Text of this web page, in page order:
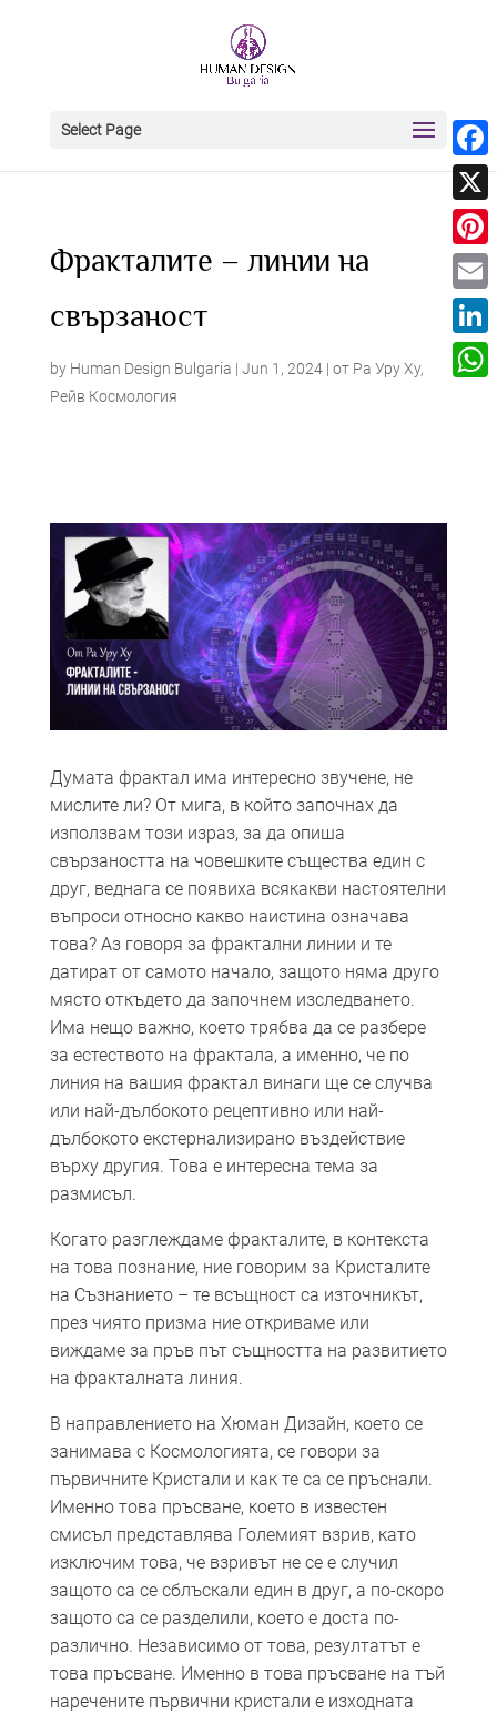
Select Page
Фракталите – линии на
свързаност
by Human Design Bulgaria | Jun 1, 2024| от Ра Уру Ху,
Рейв Космология
Думата фрактал има интересно звучене, не
мислите ли? От мига, в който започнах да
използвам този израз, за да опиша
свързаността на човешките същества един с
друг, веднага се появиха всякакви настоятелни
въпроси относно какво наистина означава
това? Аз говоря за фрактални линии и те
датират от самото начало, защото няма друго
място откъдето да започнем изследването.
Има нещо важно, което трябва да се разбере
за естеството на фрактала, а именно, че по
линия на вашия фрактал винаги ще се случва
или най-дълбокото рецептивно или най-
дълбокото екстернализирано въздействие
върху другия. Това е интересна тема за
размисъл.
Когато разглеждаме фракталите, в контекста
на това познание, ние говорим за Кристалите
на Съзнанието – те всъщност са източникът,
през чиято призма ние откриваме или
виждаме за пръв път същността на развитието
на фракталната линия.
В направлението на Хюман Дизайн, което се
занимава с Космологията, се говори за
първичните Кристали и как те са се пръснали.
Именно това пръсване, което в известен
смисъл представлява Големият взрив, като
изключим това, че взривът не се е случил
защото са се сблъскали един в друг, а по-скоро
защото са се разделили, което е доста по-
различно. Независимо от това, резултатът е
това пръсване. Именно в това пръсване на тъй
наречените първични кристали е изходната
X
Email